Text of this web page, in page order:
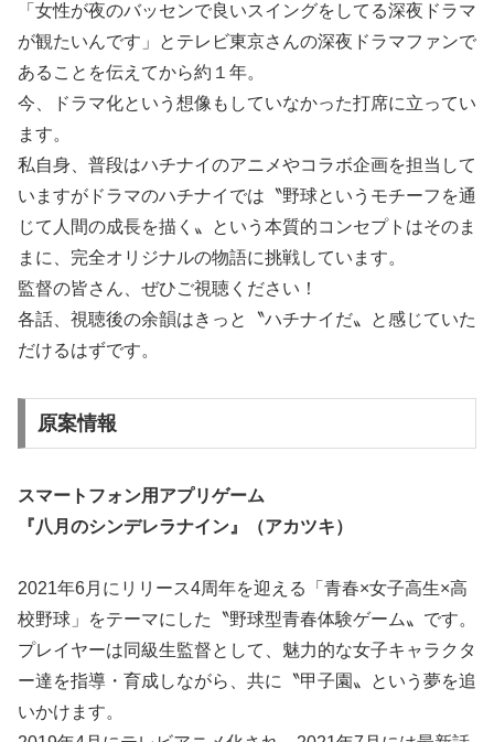
「女性が夜のバッセンで良いスイングをしてる深夜ドラマ
が観たいんです」とテレビ東京さんの深夜ドラマファンで
あることを伝えてから約１年。
今、ドラマ化という想像もしていなかった打席に立ってい
ます。
私自身、普段はハチナイのアニメやコラボ企画を担当して
いますがドラマのハチナイでは〝野球というモチーフを通
じて人間の成長を描く〟という本質的コンセプトはそのま
まに、完全オリジナルの物語に挑戦しています。
監督の皆さん、ぜひご視聴ください！
各話、視聴後の余韻はきっと〝ハチナイだ〟と感じていた
だけるはずです。
原案情報
スマートフォン用アプリゲーム
『八月のシンデレラナイン』（アカツキ）
2021年6月にリリース4周年を迎える「青春×女子高生×高
校野球」をテーマにした〝野球型青春体験ゲーム〟です。
プレイヤーは同級生監督として、魅力的な女子キャラクタ
ー達を指導・育成しながら、共に〝甲子園〟という夢を追
いかけます。